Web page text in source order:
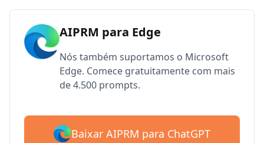
AIPRM para Edge
Nós também suportamos o Microsoft
Edge. Comece gratuitamente com mais
de 4.500 prompts.
Baixar AIPRM para ChatGPT